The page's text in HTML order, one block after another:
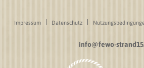
Datenschutz
Impressum
info@fewo-